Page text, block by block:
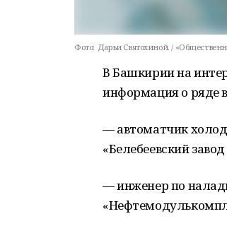
Фото: Дарьи Святохиной. /
В Башкирии на
информация о ряде
— автоматчик
«Белебеевский
— инженер по